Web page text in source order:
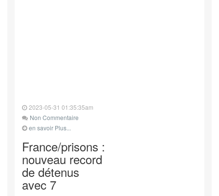
2023-05-31 01:35:35am
Non Commentaire
en savoir Plus...
France/prisons :
nouveau record
de détenus
avec 7